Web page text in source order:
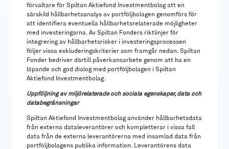
förvaltare för Spiltan Aktiefond Investmentbolag att en
särskild hållbarhetsanalys av portföljbolagen genomförs för
att identifiera eventuella hållbarhetsrelaterade möjligheter
med investeringarna. Av Spiltan Fonders riktlinjer för
integrering av hållbarhetsrisker i investeringsprocessen
följer vissa exkluderingskriterier som framgår nedan. Spiltan
Fonder bedriver därtill påverkansarbete genom att ha en
löpande och god dialog med portföljbolagen i Spiltan
Aktiefond Investmentbolag.
Uppföljning av miljörelaterade och sociala egenskaper, data och
databegränsningar
Spiltan Aktiefond Investmentbolag använder hållbarhetsdata
från externa dataleverantörer och kompletterar i vissa fall
data från de externa leverantörerna med insamlad data från
portföljbolagens publika information. Leverantörens data